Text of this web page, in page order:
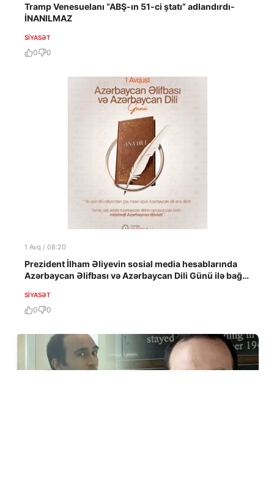
Tramp Venesuelanı “ABŞ-ın 51-ci ştatı” adlandırdı-
İNANILMAZ
SIYASƏT
0 0
1 Avq / 08:20
Prezident İlham Əliyevin sosial media hesablarında
Azərbaycan Əlifbası və Azərbaycan Dili Günü ilə bağlı
SIYASƏT
0 0